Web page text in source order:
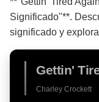
Significado"**.
significado y
Gettin'
Charley Crockett